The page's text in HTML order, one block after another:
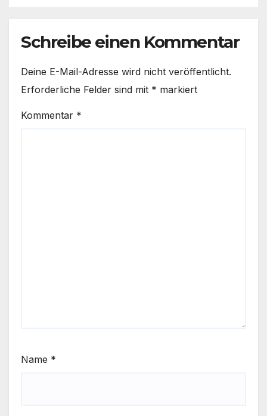
Schreibe einen Kommentar
Deine E-Mail-Adresse wird nicht veröffentlicht.
Erforderliche Felder sind mit * markiert
Kommentar *
Name *